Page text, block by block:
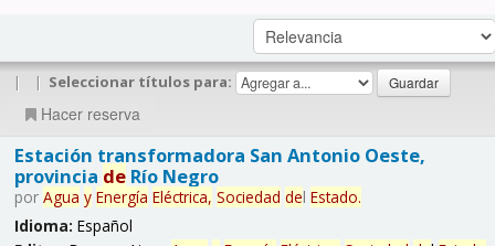
| | Seleccionar títulos para:
Hacer reserva
Estación transformadora San Antonio Oeste,
provincia deRío Negro
por Agua y Energía Eléctrica, Sociedad del Estado.
Idioma: Español